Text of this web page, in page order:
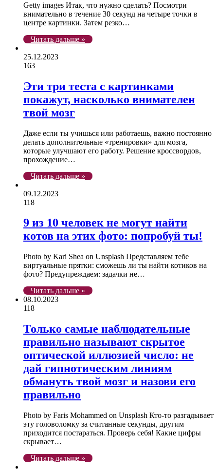
Getty images Итак, что нужно сделать? Посмотри
внимательно в течение 30 секунд на четыре точки в
центре картинки. Затем резко…
Читать дальше »
25.12.2023
163
Эти три теста с картинками
покажут, насколько внимателен
твой мозг
Даже если ты учишься или работаешь, важно постоянно
делать дополнительные «тренировки» для мозга,
которые улучшают его работу. Решение кроссвордов,
прохождение…
Читать дальше »
09.12.2023
118
9 из 10 человек не могут найти
котов на этих фото: попробуй ты!
Photo by Kari Shea on Unsplash Представляем тебе
виртуальные прятки: сможешь ли ты найти котиков на
фото? Предупреждаем: задачки не…
Читать дальше »
08.10.2023
118
Только самые наблюдательные
правильно называют скрытое
оптической иллюзией число: не
дай гипнотическим линиям
обмануть твой мозг и назови его
правильно
Photo by Faris Mohammed on Unsplash Кто-то разгадывает
эту головоломку за считанные секунды, другим
приходится постараться. Проверь себя! Какие цифры
скрывает…
Читать дальше »